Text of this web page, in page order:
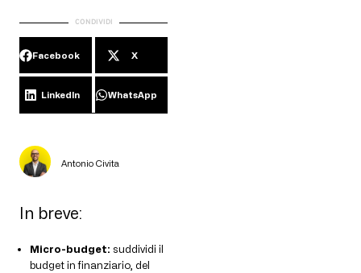
CONDIVIDI
Facebook X
LinkedIn WhatsApp
Antonio Civita
In breve:
Micro-budget: suddividi il
budget in finanziario, del